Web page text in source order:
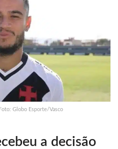
Globo Esporte/Vasco
a decisão